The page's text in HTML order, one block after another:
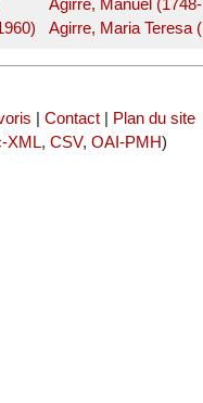
Agirre, Manuel
Agirre, Maria Teresa
| Contact | Plan du site
XML, CSV, OAI-PMH)